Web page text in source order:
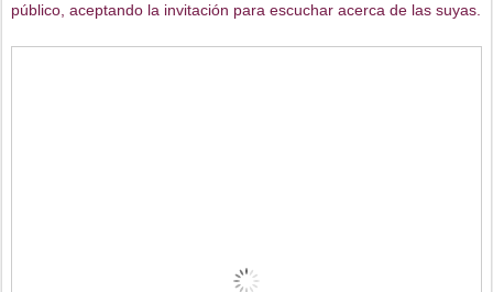
público, aceptando la invitación para escuchar acerca de las suyas.